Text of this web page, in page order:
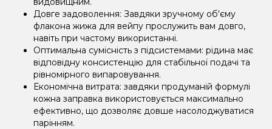
Довге задоволення: Завдяки зручному об'єму
флакона жижа для вейпу прослужить вам довго,
навіть при частому використанні.
Оптимальна сумісність з підсистемами: рідина має
відповідну консистенцію для стабільної подачі та
рівномірного випаровування.
Економічна витрата: завдяки продуманій формулі
кожна заправка використовується максимально
ефективно, що дозволяє довше насолоджуватися
парінням.